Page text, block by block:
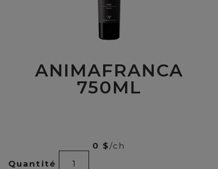
ANIMAFRANCA
750ML
0 $ /ch
Quantité
ANIMAFRANCA
750ML